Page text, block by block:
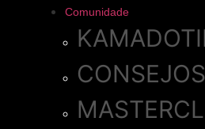
Comunidade